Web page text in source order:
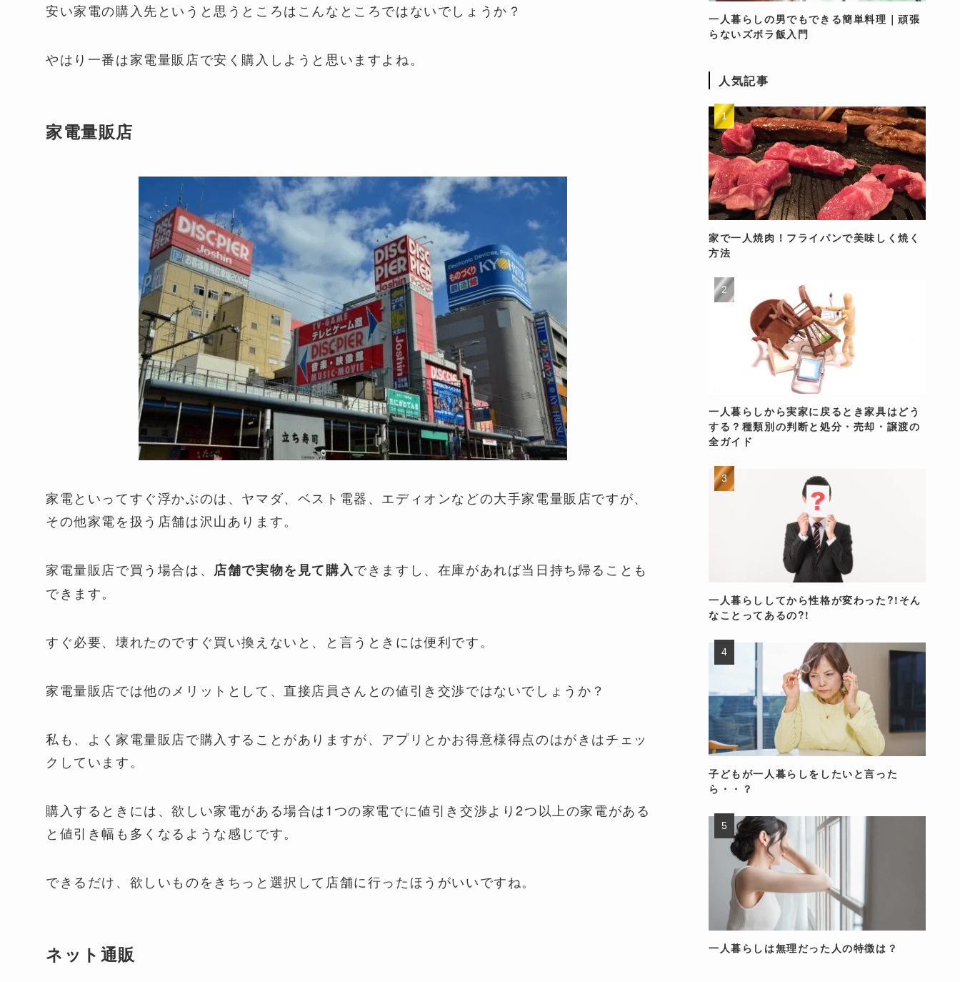
安い家電の購入先というと思うところはこんなところではないでしょうか？
やはり一番は家電量販店で安く購入しようと思いますよね。
家電量販店
家電といってすぐ浮かぶのは、ヤマダ、ベスト電器、エディオンなどの大手家電量販店ですが、
その他家電を扱う店舗は沢山あります。
家電量販店で買う場合は、 店舗で実物を見て購入できますし、在庫があれば当日持ち帰ることも
できます。
すぐ必要、壊れたのですぐ買い換えないと、と言うときには便利です。
家電量販店では他のメリットとして、直接店員さんとの値引き交渉ではないでしょうか？
私も、よく家電量販店で購入することがありますが、アプリとかお得意様得点のはがきはチェッ
クしています。
購入するときには、欲しい家電がある場合は1つの家電でに値引き交渉より2つ以上の家電がある
と値引き幅も多くなるような感じです。
できるだけ、欲しいものをきちっと選択して店舗に行ったほうがいいですね。
ネット通販
一人暮らしの男でもできる簡単料理｜頑張
らないズボラ飯入門
人気記事
家で一人焼肉！フライパンで美味しく焼く
方法
一人暮らしから実家に戻るとき家具はどう
する？種類別の判断と処分・売却・譲渡の
全ガイド
一人暮らししてから性格が変わった?!そん
なことってあるの?!
子どもが一人暮らしをしたいと言った
ら・・？
一人暮らしは無理だった人の特徴は？